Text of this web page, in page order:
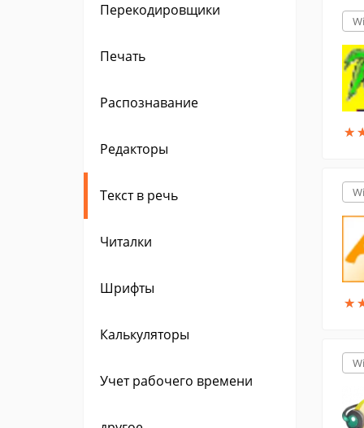
Перекодировщики
Печать
Распознавание
Редакторы
Текст в речь
Читалки
Шрифты
Калькуляторы
Учет рабочего времени
★
★
★
★